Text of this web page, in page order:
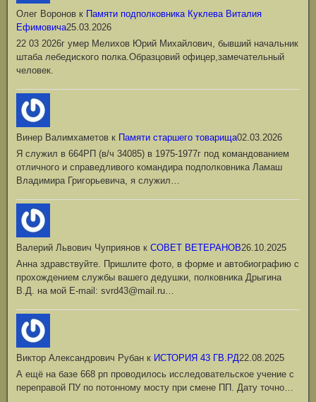
Олег Воронов к Памяти подполковника Куклева Виталия
Ефимовича25.03.2026
22 03 2026г умер Мелихов Юрий Михайлович, бывший начальник
штаба лебедиского полка.Образцовий офицер,замечательный
человек.
Винер Валимхаметов к Памяти старшего товарища02.03.2026
Я служил в 664РП (в/ч 34085) в 1975-1977г под командованием
отличного и справедливого командира подполковника Ламаш
Владимира Григорьевича, я служил…
Валерий Львович Чуприянов к СОВЕТ ВЕТЕРАНОВ26.10.2025
Анна здравствуйте. Пришлите фото, в форме и автобиографию с
прохождением службы вашего дедушки, полковника Дрыгина
В.Д. на мой Е-mail: svrd43@mail.ru…
Виктор Александрович Рубан к ИСТОРИЯ 43 ГВ.РД22.08.2025
А ещё на базе 668 рп проводилось исследовательское учение с
переправой ПУ по потонному мосту при смене ПП. Дату точно…